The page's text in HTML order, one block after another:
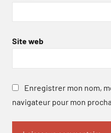
Site web
Enregistrer mon nom,
navigateur pour mon